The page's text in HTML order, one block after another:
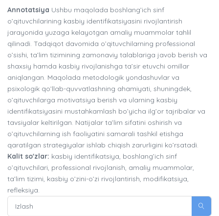
Annotatsiya Ushbu maqolada boshlang’ich sinf
o’qituvchilarining kasbiy identifikatsiyasini rivojlantirish
jarayonida yuzaga kelayotgan amaliy muammolar tahlil
qilinadi. Tadqiqot davomida o’qituvchilarning professional
o’sishi, ta’lim tizimining zamonaviy talablariga javob berish va
shaxsiy hamda kasbiy rivojlanishga ta’sir etuvchi omillar
aniqlangan. Maqolada metodologik yondashuvlar va
psixologik qo’llab-quvvatlashning ahamiyati, shuningdek,
o’qituvchilarga motivatsiya berish va ularning kasbiy
identifikatsiyasini mustahkamlash bo’yicha ilg’or tajribalar va
tavsiyalar keltirilgan. Natijalar ta’lim sifatini oshirish va
o’qituvchilarning ish faoliyatini samarali tashkil etishga
qaratilgan strategiyalar ishlab chiqish zarurligini ko’rsatadi.
Kalit so'zlar: kasbiy identifikatsiya, boshlang’ich sinf
o’qituvchilari, professional rivojlanish, amaliy muammolar,
ta’lim tizimi, kasbiy o’zini-o’zi rivojlantirish, modifikatsiya,
refleksiya.